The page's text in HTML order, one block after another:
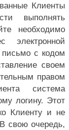
Клиенты
выполнять
необходимо
электронной
письмо с кодом
своем
правом
система
логину. Этот
Клиенту и не
свою очередь,